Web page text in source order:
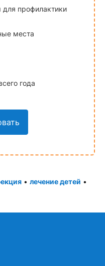
профилактики
места
года
• лечение детей •